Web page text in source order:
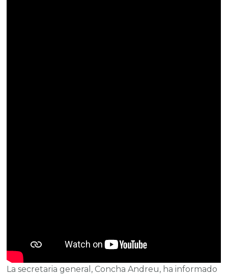
La secretaria general, Concha Andreu, ha informado